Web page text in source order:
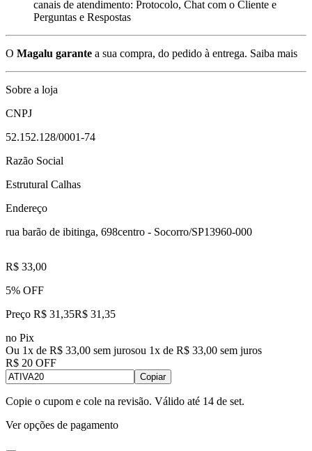
canais de atendimento: Protocolo, Chat com o Cliente e
Perguntas e Respostas
O Magalu garante a sua compra, do pedido à entrega. Saiba mais
Sobre a loja
CNPJ
52.152.128/0001-74
Razão Social
Estrutural Calhas
Endereço
rua barão de ibitinga, 698centro - Socorro/SP13960-000
R$ 33,00
5% OFF
Preço R$ 31,35R$ 31 ,35
no Pix
Ou 1x de R$ 33,00 sem jurosou 1x de R$ 33,00 sem juros
R$ 20 OFF
Copiar
Copie o cupom e cole na revisão. Válido até 14 de set.
Ver opções de pagamento